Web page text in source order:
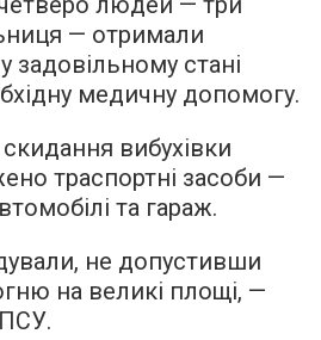
— отримали
задовільному стані
медичну допомогу.
вибухівки
траспортні засоби —
та гараж.
не допустивши
на великі площі, —